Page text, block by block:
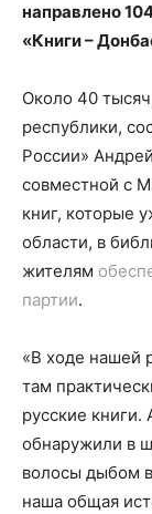
направлено
«Книги –
Около 40
республики,
России»
совместной с
книг, которые
области, в
жителям
партии.
«В ходе нашей
там
русские
обнаружили в
волосы дыбом
наша общая